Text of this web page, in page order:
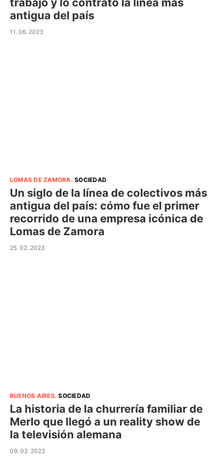
antigua del país
11. 06. 2023
LOMAS DE ZAMORA.SOCIEDAD
Un siglo de la línea de colectivos más
antigua del país: cómo fue el primer
recorrido de una empresa icónica de
Lomas de Zamora
25. 02. 2023
BUENOS AIRES.SOCIEDAD
La historia de la churrería familiar de
Merlo que llegó a un reality show de
la televisión alemana
09. 02. 2023